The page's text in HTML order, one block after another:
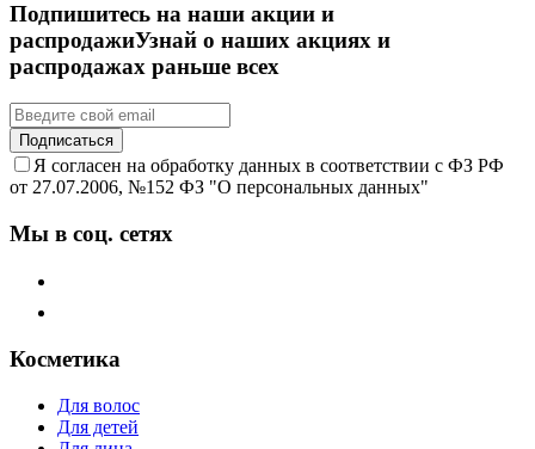
Подпишитесь на наши акции и
распродажиУзнай о наших акциях и
распродажах раньше всех
Подписаться
Я согласен на обработку данных в соответствии с ФЗ РФ
от 27.07.2006, №152 ФЗ "О персональных данных"
Мы в соц. сетях
Косметика
Для волос
Для детей